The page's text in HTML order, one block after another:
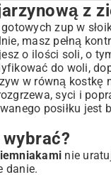
z
zup w
masz pełną
o ilości soli, o
do woli,
w równą kostkę
syci i
posiłku jest
nie
danie.